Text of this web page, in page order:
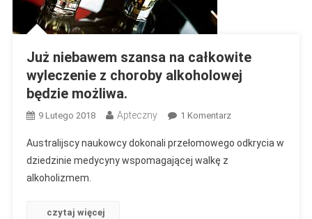
Już niebawem szansa na całkowite
wyleczenie z choroby alkoholowej
będzie możliwa.
9 Lutego 2018 Apteczny 1 KomentarzDo
Niebawem
Australijscy naukowcy dokonali przełomowego odkrycia w
dziedzinie medycyny wspomagającej walkę z
alkoholizmem.
czytaj więcej